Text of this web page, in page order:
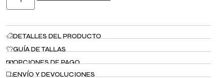
DETALLES DEL PRODUCTO
GUÍA DE TALLAS
OPCIONES DE PAGO
ENVÍO Y DEVOLUCIONES